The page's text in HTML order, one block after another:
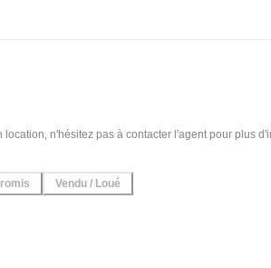
Damien vous propose 0 bien immobiliers en vente et en location, n'hésitez pas à contacter
Vendu / Loué